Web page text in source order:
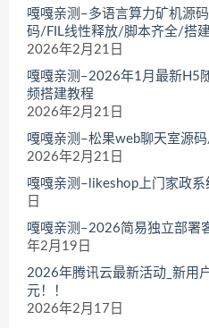
嘎嘎亲测–多语言算力矿机源
码/FIL线性释放/脚本齐全/搭
2026年2月21日
嘎嘎亲测–2026年1月最新H5
频搭建教程
2026年2月21日
嘎嘎亲测–松果web聊天室源
2026年2月21日
嘎嘎亲测–likeshop上门家政系
日
嘎嘎亲测–2026简易独立部署
年2月19日
2026年腾讯云最新活动_新用
元！！
2026年2月17日